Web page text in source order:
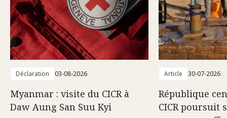
Déclaration 03-08-2026
Myanmar : visite du CICR à
Daw Aung San Suu Kyi
Article 30-07-2026
République
CICR poursuit